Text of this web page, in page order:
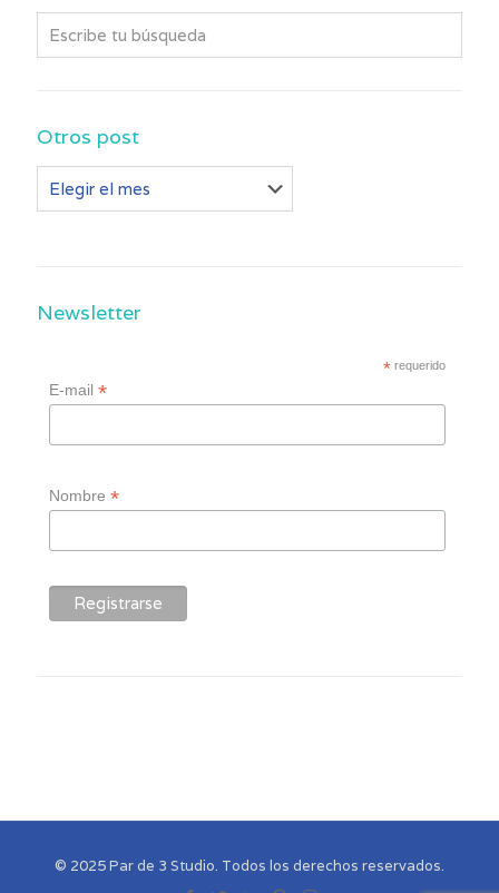
Otros post
post
Newsletter
* requerido
E-mail*
Nombre*
© 2025 Par de 3 Studio. Todos los derechos reservados.